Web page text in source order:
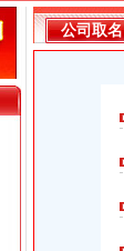
公司取名